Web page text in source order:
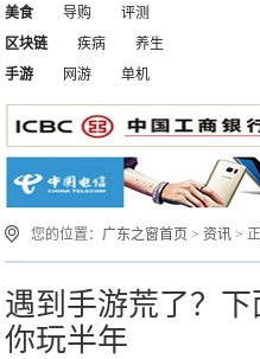
美食
导购 评测
区块链
疾病
养生
手游
网游 单机
您的位置： 广东之窗首页 >资讯 >
遇到手游荒了？
你玩半年